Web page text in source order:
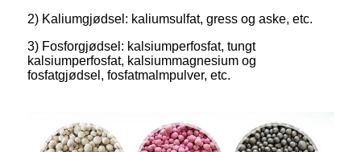
2) Kaliumgjødsel: kaliumsulfat, gress og aske, etc.
3) Fosforgjødsel: kalsiumperfosfat, tungt
kalsiumperfosfat, kalsiummagnesium og
fosfatgjødsel, fosfatmalmpulver, etc.